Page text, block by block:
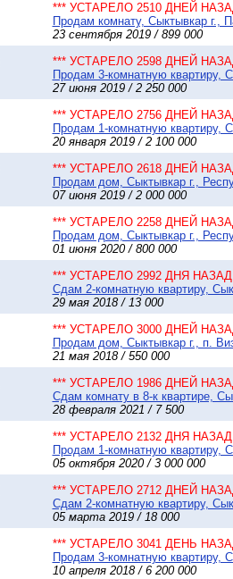
*** УСТАРЕЛО 2510 ДНЕЙ
Продам комнату, Сыктывкар г.,
23 сентября 2019 / 899 000
*** УСТАРЕЛО 2598 ДНЕЙ
Продам 3-комнатную квартиру,
27 июня 2019 / 2 250 000
*** УСТАРЕЛО 2756 ДНЕЙ
Продам 1-комнатную квартиру,
20 января 2019 / 2 100 000
*** УСТАРЕЛО 2618 ДНЕЙ
Продам дом, Сыктывкар г.,
07 июня 2019 / 2 000 000
*** УСТАРЕЛО 2258 ДНЕЙ
Продам дом, Сыктывкар г.,
01 июня 2020 / 800 000
*** УСТАРЕЛО 2992 ДНЯ НАЗАД
Сдам 2-комнатную квартиру,
29 мая 2018 / 13 000
*** УСТАРЕЛО 3000 ДНЕЙ
Продам дом, Сыктывкар г., п.
21 мая 2018 / 550 000
*** УСТАРЕЛО 1986 ДНЕЙ
Сдам комнату в 8-к квартире,
28 февраля 2021 / 7 500
*** УСТАРЕЛО 2132 ДНЯ НАЗАД
Продам 1-комнатную квартиру,
05 октября 2020 / 3 000 000
*** УСТАРЕЛО 2712 ДНЕЙ
Сдам 2-комнатную квартиру,
05 марта 2019 / 18 000
*** УСТАРЕЛО 3041 ДЕНЬ
Продам 3-комнатную квартиру,
10 апреля 2018 / 6 200 000